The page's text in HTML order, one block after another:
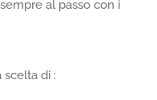
al passo con i
scelta di :